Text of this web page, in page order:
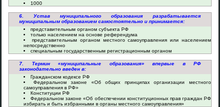
1000
6. Устав муниципального образования разрабатывается
муниципальным образованием самостоятельно и принимается:
представительным органом субъекта РФ
только населением на основе референдума
представительным органом местного самоуправления или населением
непосредственно
специальным государственным регистрационным органом
7. Термин «муниципальные образования» впервые в РФ
законодательно введен в:
Гражданском кодексе РФ
Федеральном законе «Об общих принципах организации местного
самоуправления в РФ»
Конституции РФ
Федеральном законе «Об обеспечении конституционных прав граждан РФ
избирать и быть избранными в органы местного самоуправления»